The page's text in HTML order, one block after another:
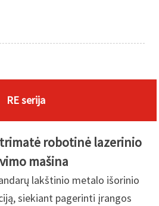
RE serija
trimatė robotinė lazerinio
mašina
lakštinio metalo išorinio
siekiant pagerinti įrangos